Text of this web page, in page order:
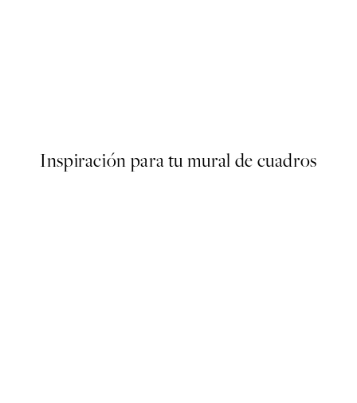
Inspiración para tu mural de cuadros